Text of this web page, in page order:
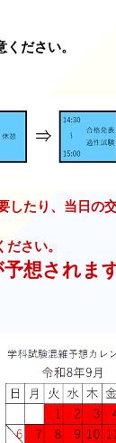
ださい。
したり、当日の
さい。
想されま